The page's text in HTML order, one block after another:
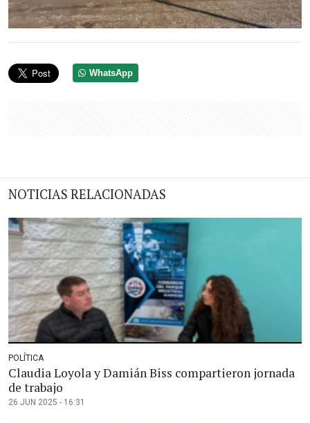
WhatsApp
NOTICIAS RELACIONADAS
POLÍTICA
Claudia Loyola y Damián Biss compartieron jornada
de trabajo
26 JUN 2025 - 16:31